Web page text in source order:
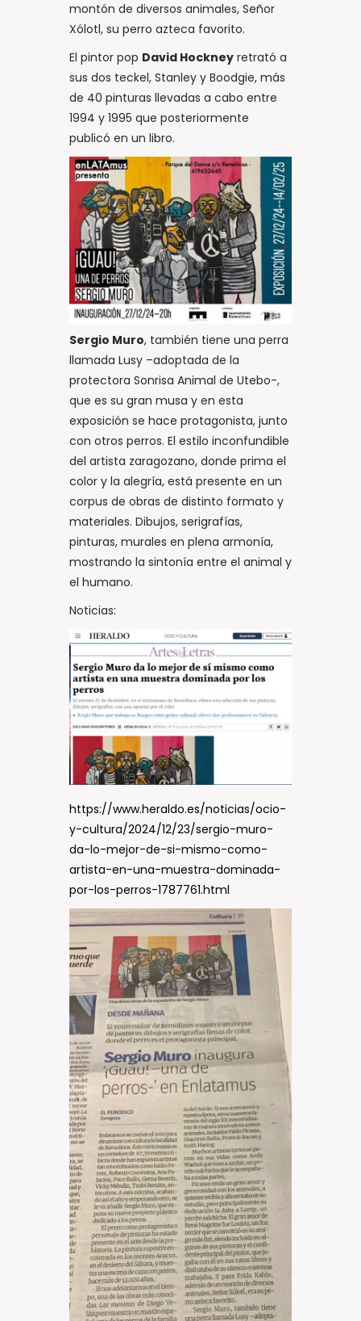
montón de diversos animales, Señor
Xólotl, su perro azteca favorito.
El pintor pop David Hockney retrató a
sus dos teckel, Stanley y Boodgie, más
de 40 pinturas llevadas a cabo entre
1994 y 1995 que posteriormente
publicó en un libro.
Sergio Muro, también tiene una perra
llamada Lusy –adoptada de la
protectora Sonrisa Animal de Utebo-,
que es su gran musa y en esta
exposición se hace protagonista, junto
con otros perros. El estilo inconfundible
del artista zaragozano, donde prima el
color y la alegría, está presente en un
corpus de obras de distinto formato y
materiales. Dibujos, serigrafías,
pinturas, murales en plena armonía,
mostrando la sintonía entre el animal y
el humano.
Noticias:
https://www.heraldo.es/noticias/ocio-
y-cultura/2024/12/23/sergio-muro-
da-lo-mejor-de-si-mismo-como-
artista-en-una-muestra-dominada-
por-los-perros-1787761.html